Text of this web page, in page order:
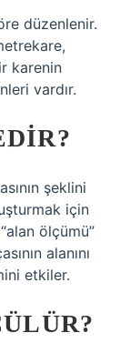
düzenlenir.
karenin
vardır.
şeklini
için
ölçümü”
alanını
etkiler.